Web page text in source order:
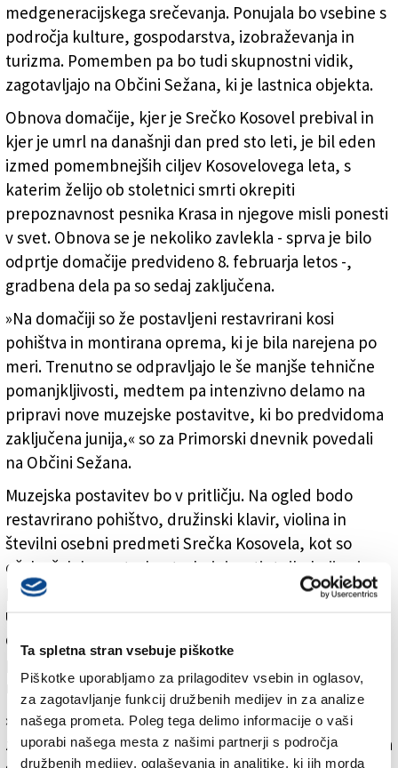
Ta spletna stran vsebuje piškotke
Piškotke uporabljamo za prilagoditev vsebin in oglasov,
za zagotavljanje funkcij družbenih medijev in za analize
našega prometa. Poleg tega delimo informacije o vaši
uporabi našega mesta z našimi partnerji s področja
družbenih medijev, oglaševanja in analitike, ki jih morda
medgeneracijskega srečevanja. Ponujala bo vsebine s
področja kulture, gospodarstva, izobraževanja in
turizma. Pomemben pa bo tudi skupnostni vidik,
zagotavljajo na Občini Sežana, ki je lastnica objekta.
Obnova domačije, kjer je Srečko Kosovel prebival in
kjer je umrl na današnji dan pred sto leti, je bil eden
izmed pomembnejših ciljev Kosovelovega leta, s
katerim želijo ob stoletnici smrti okrepiti
prepoznavnost pesnika Krasa in njegove misli ponesti
v svet. Obnova se je nekoliko zavlekla - sprva je bilo
odprtje domačije predvideno 8. februarja letos -,
gradbena dela pa so sedaj zaključena.
»Na domačiji so že postavljeni restavrirani kosi
pohištva in montirana oprema, ki je bila narejena po
meri. Trenutno se odpravljajo le še manjše tehnične
pomanjkljivosti, medtem pa intenzivno delamo na
pripravi nove muzejske postavitve, ki bo predvidoma
zaključena junija,« so za Primorski dnevnik povedali
na Občini Sežana.
Muzejska postavitev bo v pritličju. Na ogled bodo
restavrirano pohištvo, družinski klavir, violina in
številni osebni predmeti Srečka Kosovela, kot so
očala, šal, kapa, torba, trobojnica, tintnik, knjige in
pisala, so navedli na občini. V prvem nadstropju bodo
uredili prostore za delavnice ter društvene in druge
dejavnosti. Klet bo opremljena kot multimedijski
prostor za digitalne predstavitve, predavanja in
manjše dogodke.
»Ključni del izkušnje ostaja vrt, ki bo s prenovo ohranil
zgodovinske zasnove in avtohtone rastline, ob tem pa